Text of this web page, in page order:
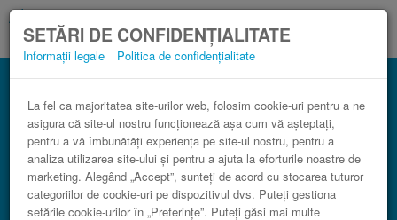
SETĂRI DE CONFIDENȚIALITATE
Informații legale Politica de confidențialitate
La fel ca majoritatea site-urilor web, folosim cookie-uri pentru a ne
asigura că site-ul nostru funcționează așa cum vă așteptați,
pentru a vă îmbunătăți experiența pe site-ul nostru, pentru a
analiza utilizarea site-ului și pentru a ajuta la eforturile noastre de
marketing. Alegând „Accept”, sunteți de acord cu stocarea tuturor
categoriilor de cookie-uri pe dispozitivul dvs. Puteți gestiona
setările cookie-urilor în „Preferințe”. Puteți găsi mai multe
Autocar Girona Manresa în comparaţie cu
trenul.
3 paşi către un bilet de autocar ieftin.